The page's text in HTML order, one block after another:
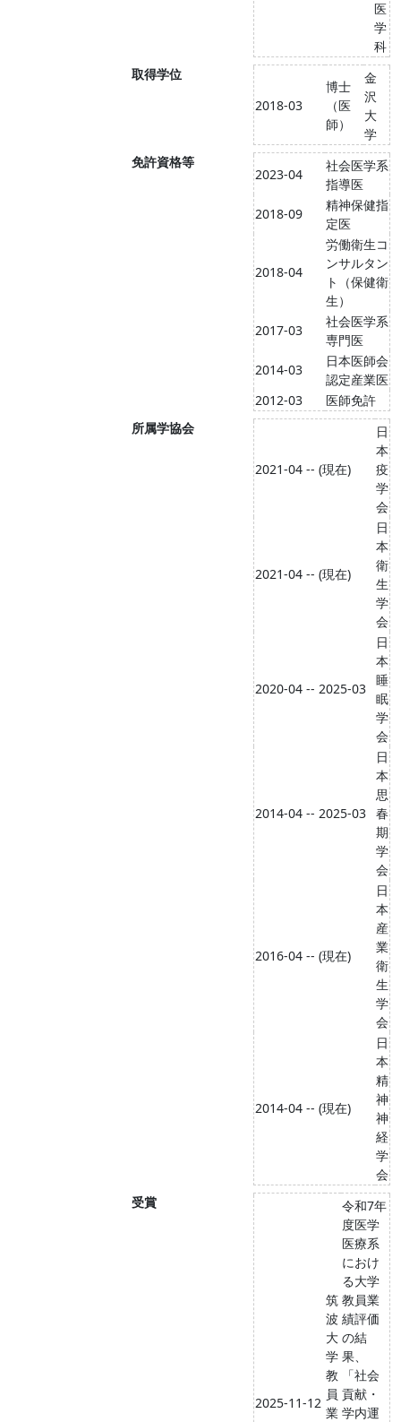
医
学
科
取得学位
2018-03
博士
（医
師）
金
沢
大
学
免許資格等
2023-04
社会医学系
指導医
2018-09
精神保健指
定医
2018-04
労働衛生コ
ンサルタン
ト（保健衛
生）
2017-03
社会医学系
専門医
2014-03
日本医師会
認定産業医
2012-03
医師免許
所属学協会
2021-04 -- (現在)
日
本
疫
学
会
2021-04 -- (現在)
日
本
衛
生
学
会
2020-04 -- 2025-03
日
本
睡
眠
学
会
2014-04 -- 2025-03
日
本
思
春
期
学
会
2016-04 -- (現在)
日
本
産
業
衛
生
学
会
2014-04 -- (現在)
日
本
精
神
神
経
学
会
受賞
2025-11-12
筑
波
大
学
教
員
業
令和7年
度医学
医療系
におけ
る大学
教員業
績評価
の結
果、
「社会
貢献・
学内運